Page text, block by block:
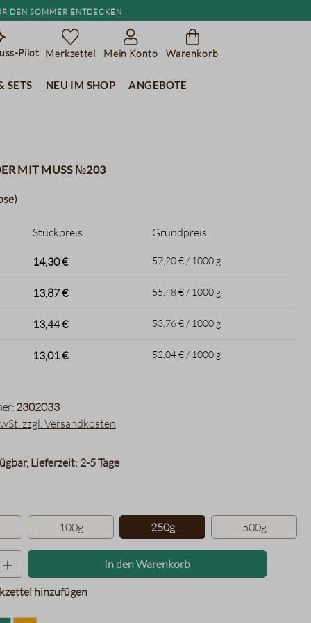
den Sommer entdecken
Pilot Merkzettel Mein Konto Warenkorb
Sets Neu im Shop Angebote
mit muss №203
Stückpreis Grundpreis
14,30 € 57,20 € / 1000 g
13,87 € 55,48 € / 1000 g
13,44 € 53,76 € / 1000 g
13,01 € 52,04 € / 1000 g
2302033
zzgl. Versandkosten
Lieferzeit: 2-5 Tage
100g 250g 500g
Produkt Anzahl: Gib den gewünschten
In den Warenkorb
hinzufügen